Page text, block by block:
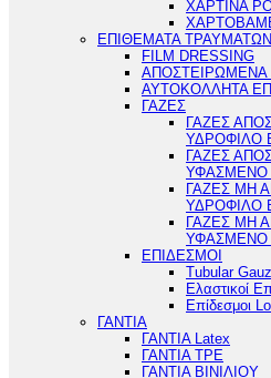
ΧΑΡΤΙΝΑ
ΕΠΙΘΕΜΑΤΑ
FILM DRESSING
ΑΠΟΣΤΕΙΡΩΜΕΝΑ
ΑΥΤΟΚΟΛΛΗΤΑ
ΓΑΖΕΣ
ΓΑΖΕΣ
ΥΔΡΟΦΙΛΟ
ΓΑΖΕΣ
ΥΦΑΣΜΕΝΟ
ΓΑΖΕΣ ΜΗ
ΥΔΡΟΦΙΛΟ
ΓΑΖΕΣ ΜΗ
ΥΦΑΣΜΕΝΟ
ΕΠΙΔΕΣΜΟΙ
Tubular
Ελαστικοί
Επίδεσμοι
ΓΑΝΤΙΑ
ΓΑΝΤΙΑ Latex
ΓΑΝΤΙΑ TPE
ΓΑΝΤΙΑ ΒΙΝΙΛΙΟΥ